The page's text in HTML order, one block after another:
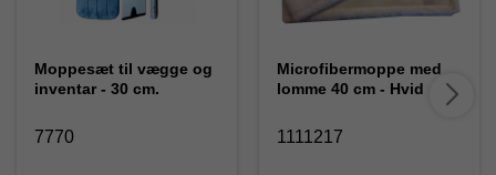
Moppesæt til vægge og
inventar - 30 cm.
7770
Microfibermoppe med
lomme 40 cm - Hvid
1111217